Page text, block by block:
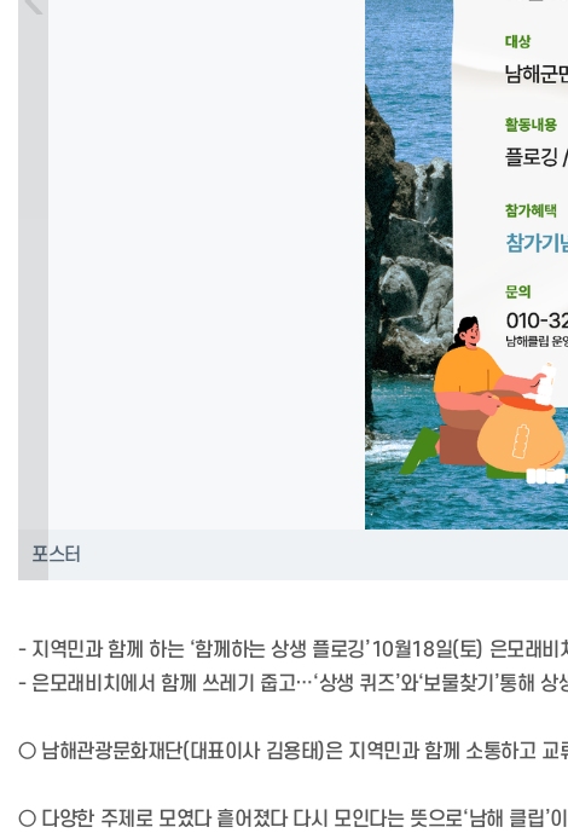
포스터
- 지역민과 함께 하는 ‘함께하는 상생 플로깅’10월18일(토) 은모래비
- 은모래비치에서 함께 쓰레기 줍고…‘상생 퀴즈’와‘보물찾기’통해 상
○ 남해관광문화재단(대표이사 김용태)은 지역민과 함께 소통하고
○ 다양한 주제로 모였다 흩어졌다 다시 모인다는 뜻으로‘남해 클립’